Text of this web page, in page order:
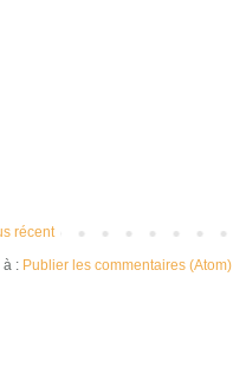
récent
à : Publier les commentaires (Atom)